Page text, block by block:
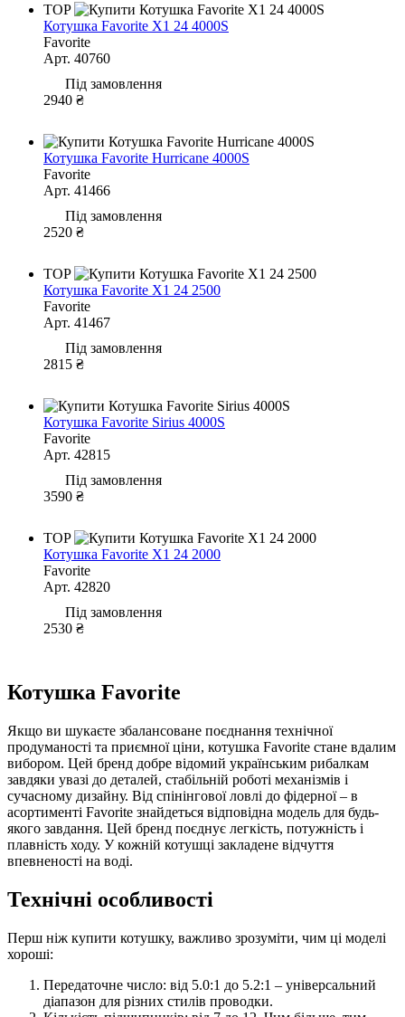
TOP
Котушка Favorite X1 24 4000S
Favorite
Арт. 40760
Під замовлення
2940 ₴
Котушка Favorite Hurricane 4000S
Favorite
Арт. 41466
Під замовлення
2520 ₴
TOP
Котушка Favorite X1 24 2500
Favorite
Арт. 41467
Під замовлення
2815 ₴
Котушка Favorite Sirius 4000S
Favorite
Арт. 42815
Під замовлення
3590 ₴
TOP
Котушка Favorite X1 24 2000
Favorite
Арт. 42820
Під замовлення
2530 ₴
Котушка Favorite
Якщо ви шукаєте збалансоване поєднання технічної
продуманості та приємної ціни, котушка Favorite стане вдалим
вибором. Цей бренд добре відомий українським рибалкам
завдяки увазі до деталей, стабільній роботі механізмів і
сучасному дизайну. Від спінінгової ловлі до фідерної – в
асортименті Favorite знайдеться відповідна модель для будь-
якого завдання. Цей бренд поєднує легкість, потужність і
плавність ходу. У кожній котушці закладене відчуття
впевненості на воді.
Технічні особливості
Перш ніж купити котушку, важливо зрозуміти, чим ці моделі
хороші:
Передаточне число: від 5.0:1 до 5.2:1 – універсальний
діапазон для різних стилів проводки.